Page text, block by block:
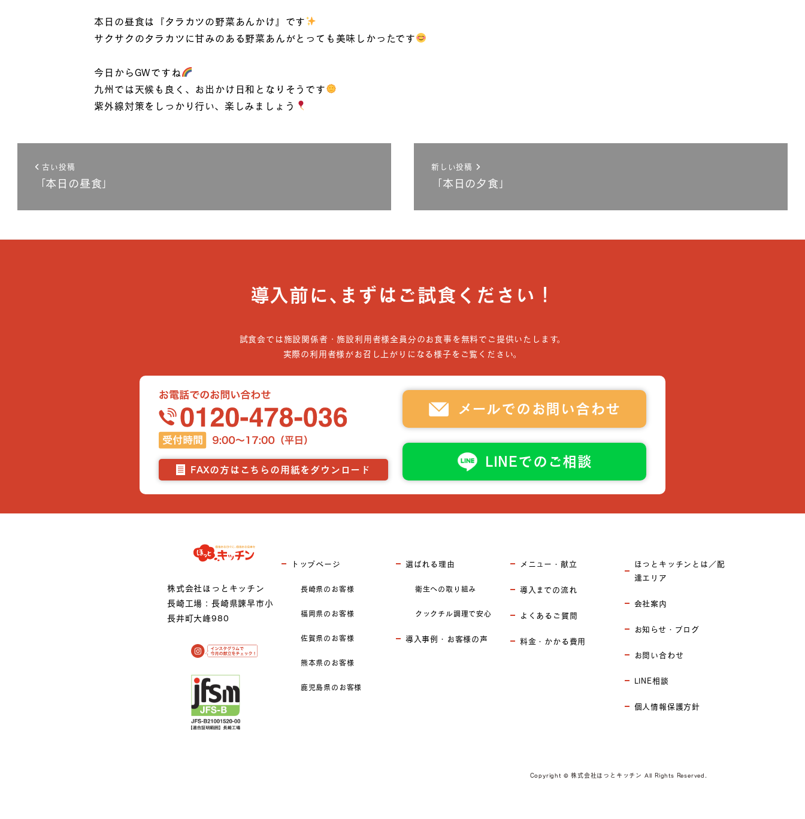
本日の昼食は『タラカツの野菜あんかけ』です
サクサクのタラカツに甘みのある野菜あんがとっても美味しかったです
今日からGWですね
九州では天候も良く、お出かけ日和となりそうです
紫外線対策をしっかり行い、楽しみましょう
古い投稿
「本日の昼食」
新しい投稿
「本日の夕食」
導入前に､まずはご試食ください！
試食会では施設関係者・施設利用者様全員分のお食事を無料でご提供いたします。
実際の利用者様がお召し上がりになる様子をご覧ください。
FAXの方はこちらの用紙をダウンロード
メールでのお問い合わせ
LINEでのご相談
株式会社ほっとキッチン
長崎工場：長崎県諫早市小
長井町大峰980
トップページ
長崎県のお客様
福岡県のお客様
佐賀県のお客様
熊本県のお客様
鹿児島県のお客様
選ばれる理由
衛生への取り組み
クックチル調理で安心
導入事例・お客様の声
メニュー・献立
導入までの流れ
よくあるご質問
料金・かかる費用
ほっとキッチンとは／配
達エリア
会社案内
お知らせ・ブログ
お問い合わせ
LINE相談
個人情報保護方針
Copyright © 株式会社ほっとキッチン All Rights Reserved.